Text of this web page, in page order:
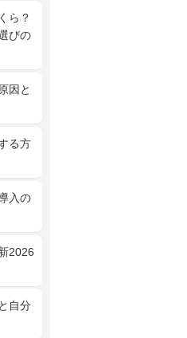
ら？
びの
因と
る方
入の
2026
自分